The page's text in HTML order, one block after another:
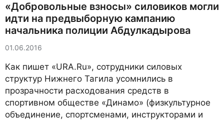
«Добровольные взносы» силовиков могли
идти на предвыборную кампанию
начальника полиции Абдулкадырова
01.06.2016
Как пишет «URA.Ru», сотрудники силовых
структур Нижнего Тагила усомнились в
прозрачности расходования средств в
спортивном обществе «Динамо» (физкультурное
объединение, спортсменами, инструкторами и